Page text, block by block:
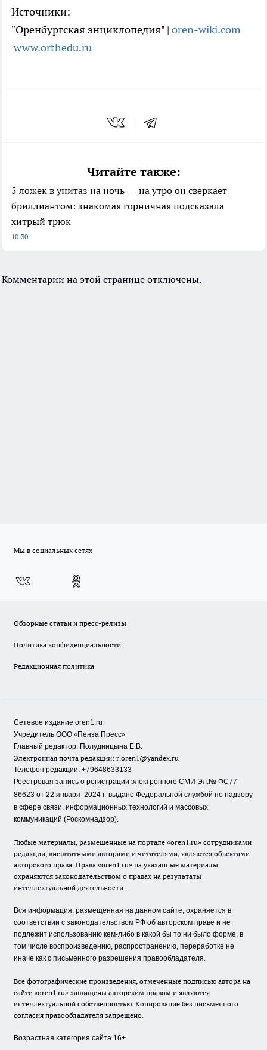
Источники:
"Оренбургская энциклопедия" | oren-wiki.com
www.orthedu.ru
Читайте также:
5 ложек в унитаз на ночь — на утро он сверкает
бриллиантом: знакомая горничная подсказала
хитрый трюк
10:30
Комментарии на этой странице отключены.
Мы в социальных сетях
Обзорные статьи и пресс-релизы
Политика конфиденциальности
Редакционная политика
Сетевое издание oren1.ru
Учредитель ООО «Пенза Пресс»
Главный редактор: Полудницына Е.В.
Электронная почта редакции: r.oren1@yandex.ru
Телефон редакции: +79648633133
Реестровая запись о регистрации электронного СМИ Эл.№ ФС77-
86623 от 22 января 2024 г. выдано Федеральной службой по надзору
в сфере связи, информационных технологий и массовых
коммуникаций (Роскомнадзор).
Любые материалы, размещенные на портале «oren1.ru» сотрудниками
редакции, внештатными авторами и читателями, являются объектами
авторского права. Права «oren1.ru» на указанные материалы
охраняются законодательством о правах на результаты
интеллектуальной деятельности.
Вся информация, размещенная на данном сайте, охраняется в
соответствии с законодательством РФ об авторском праве и не
подлежит использованию кем-либо в какой бы то ни было форме, в
том числе воспроизведению, распространению, переработке не
иначе как с письменного разрешения правообладателя.
Все фотографические произведения, отмеченные подписью автора на
сайте «oren1.ru» защищены авторским правом и являются
интеллектуальной собственностью. Копирование без письменного
согласия правообладателя запрещено.
Возрастная категория сайта 16+.